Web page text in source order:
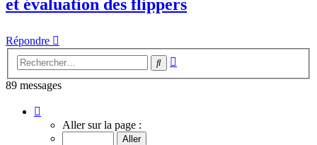
et évaluation des flippers
Répondre
Rechercher
89 messages
sur
Aller sur la page :